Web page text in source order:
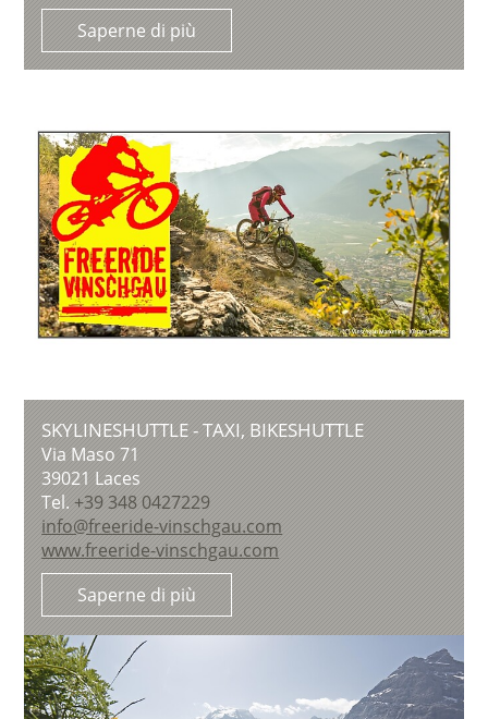
Saperne di più
SKYLINESHUTTLE - TAXI, BIKESHUTTLE
Via Maso 71
39021 Laces
Tel.+39 348 0427229
info@freeride-vinschgau.com
www.freeride-vinschgau.com
Saperne di più